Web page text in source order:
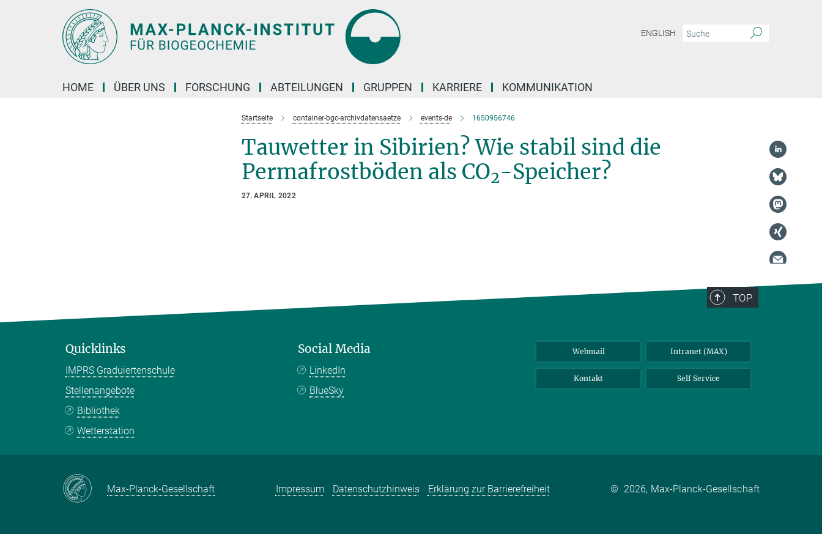
ENGLISH
HOME ÜBER UNS FORSCHUNG ABTEILUNGEN GRUPPEN KARRIERE KOMMUNIKATION
Startseite container-bgc-archivdatensaetze events-de 1650956746
Tauwetter in Sibirien? Wie stabil sind die
Permafrostböden als CO2-Speicher?
27. APRIL 2022
TOP
Quicklinks
IMPRS Graduiertenschule
Stellenangebote
Bibliothek
Wetterstation
Social Media
LinkedIn
BlueSky
Webmail Intranet (MAX)
Kontakt Self Service
Max-Planck-Gesellschaft Impressum Datenschutzhinweis Erklärung zur Barrierefreiheit © 2026, Max-Planck-Gesellschaft